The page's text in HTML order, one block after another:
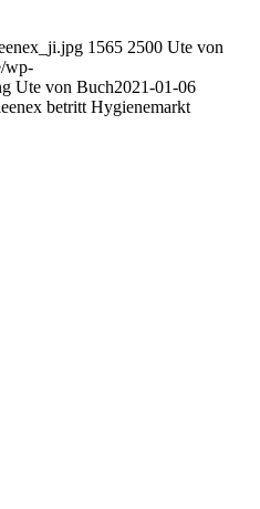
1565 2500 Ute von
wp-
Ute von Buch2021-01-06
betritt Hygienemarkt